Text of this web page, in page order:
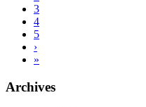
3
4
5
›
»
Archives